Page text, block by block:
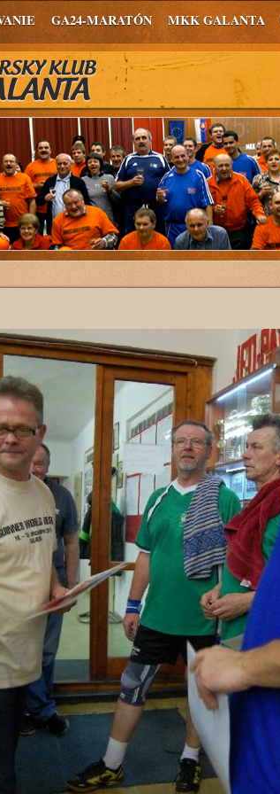
GA24-MARATÓN MKK GALANTA